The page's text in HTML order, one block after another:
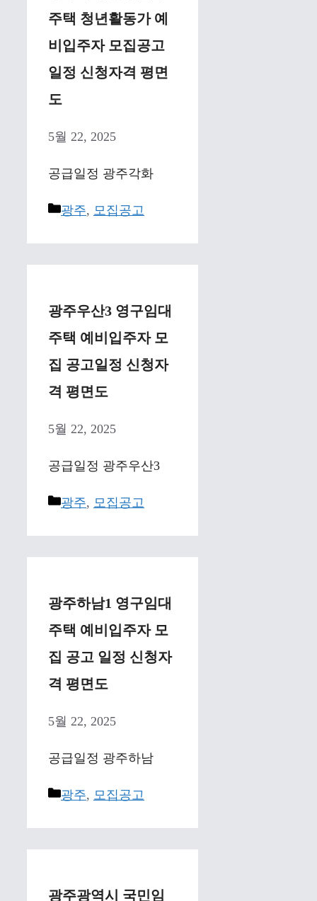
주택 청년활동가 예
비입주자 모집공고
일정 신청자격 평면
도
5월 22, 2025
공급일정 광주각화
Categories
광주, 모집공고
광주우산3 영구임대
주택 예비입주자 모
집 공고일정 신청자
격 평면도
5월 22, 2025
공급일정 광주우산3
Categories
광주, 모집공고
광주하남1 영구임대
주택 예비입주자 모
집 공고 일정 신청자
격 평면도
5월 22, 2025
공급일정 광주하남
Categories
광주, 모집공고
광주광역시 국민임